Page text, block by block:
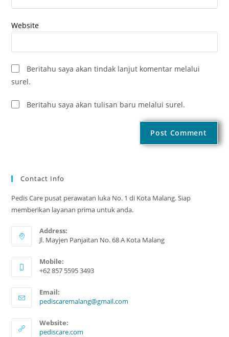
Website
Beritahu saya akan tindak lanjut komentar melalui
surel.
Beritahu saya akan tulisan baru melalui surel.
Contact Info
Pedis Care pusat perawatan luka No. 1 di Kota Malang. Siap
memberikan layanan prima untuk anda.
Address:
Jl. Mayjen Panjaitan No. 68 A Kota Malang
Mobile:
+62 857 5595 3493
Email:
pediscaremalang@gmail.com
Website:
pediscare.com